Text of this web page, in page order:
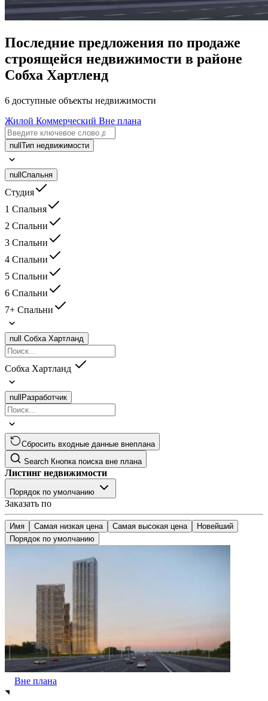
Последние предложения по продаже
строящейся недвижимости в районе
Собха Хартленд
6 доступные объекты недвижимости
Жилой Коммерческий Вне плана
null Тип недвижимости
null Спальня
Студия
1 Спальня
2 Спальни
3 Спальни
4 Спальни
5 Спальни
6 Спальни
7+ Спальни
null Собха Хартланд
Собха Хартланд
null Разработчик
Сбросить входные данные внеплана
Search Кнопка поиска вне плана
Листинг недвижимости
Порядок по умолчанию
Заказать по
Имя Самая низкая цена Самая высокая цена
Новейший
Порядок по умолчанию
Вне плана